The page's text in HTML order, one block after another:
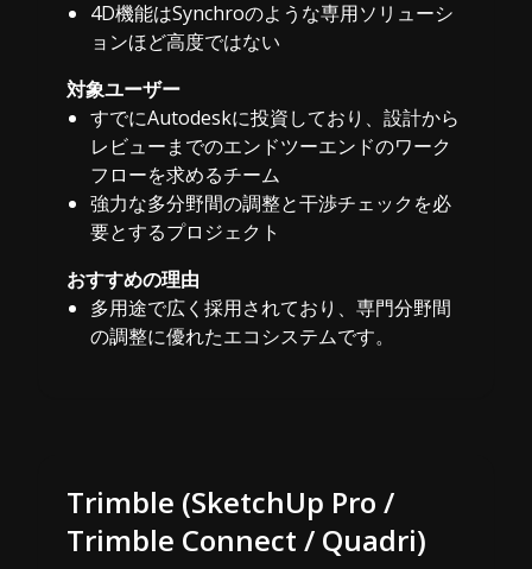
4D機能はSynchroのような専用ソリューシ
ョンほど高度ではない
対象ユーザー
すでにAutodeskに投資しており、設計から
レビューまでのエンドツーエンドのワーク
フローを求めるチーム
強力な多分野間の調整と干渉チェックを必
要とするプロジェクト
おすすめの理由
多用途で広く採用されており、専門分野間
の調整に優れたエコシステムです。
Trimble (SketchUp Pro /
Trimble Connect / Quadri)